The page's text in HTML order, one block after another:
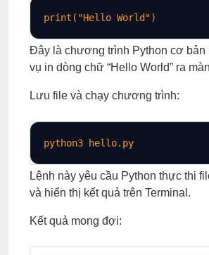
print ( "Hello World")
Đây là chương trình Python cơ bản
vụ in dòng chữ “Hello World” ra
Lưu file và chạy chương trình:
python3 hello.py
Lệnh này yêu cầu Python thực thi
và hiển thị kết quả trên Terminal.
Kết quả mong đợi: